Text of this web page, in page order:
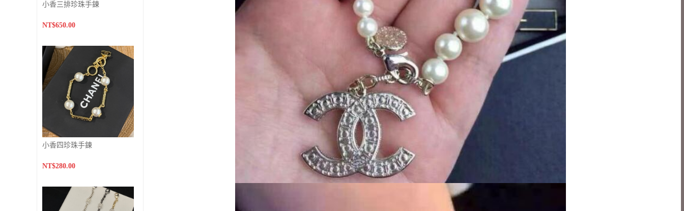
小香三排珍珠手鍊
NT$650.00
小香四珍珠手鍊
NT$280.00